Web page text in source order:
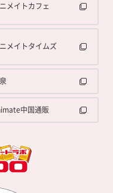
メイトカフェ
メイトタイムズ
中国通販